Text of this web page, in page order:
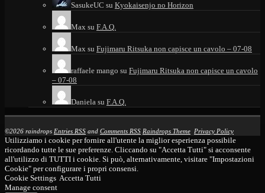
SasukeUC su Kyokaisenjo no Horizon
Max su F.A.Q.
Max su Fujimaru Ritsuka non capisce un cavolo – 07-08
raffaele mango su Fujimaru Ritsuka non capisce un cavolo
– 07-08
Daniela su F.A.Q.
©2026 raindrops Entries RSS and Comments RSS Raindrops Theme Privacy Policy
Utilizziamo i cookie per fornire all'utente la miglior esperienza possibile
ricordando tutte le sue preferenze. Cliccando su "Accetta Tutti" si acconsente
all'utilizzo di TUTTI i cookie. Si può, alternativamente, visitare "Impostazioni
Cookie" per configurare i propri consensi.
Cookie Settings Accetta Tutti
Manage consent